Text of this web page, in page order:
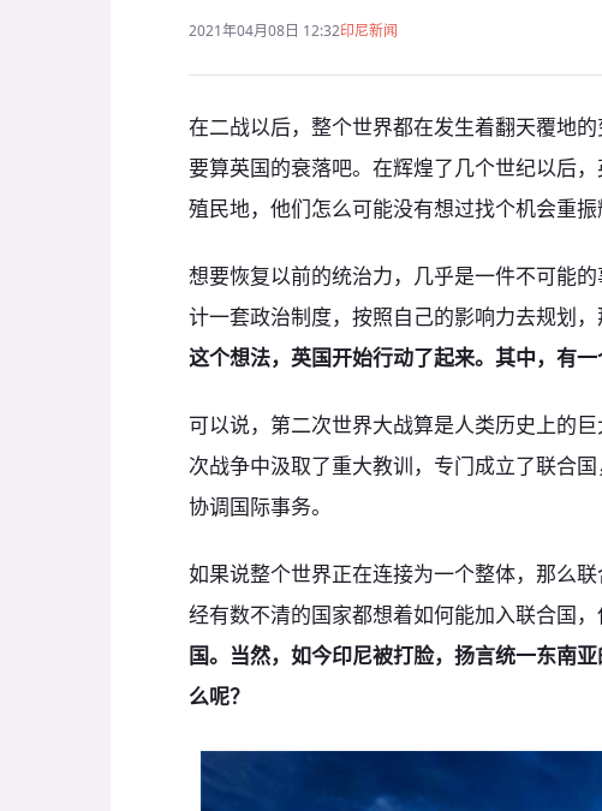
2021年04月08日 12:32印尼新闻
在二战以后，整个世界都在发生着翻天覆地
要算英国的衰落吧。在辉煌了几个世纪以后
殖民地，他们怎么可能没有想过找个机会重振
想要恢复以前的统治力，几乎是一件不可能
计一套政治制度，按照自己的影响力去规划
这个想法，英国开始行动了起来。其中，有
可以说，第二次世界大战算是人类历史上的
次战争中汲取了重大教训，专门成立了联合
协调国际事务。
如果说整个世界正在连接为一个整体，那么
经有数不清的国家都想着如何能加入联合国，
国。当然，如今印尼被打脸，扬言统一东南
么呢？